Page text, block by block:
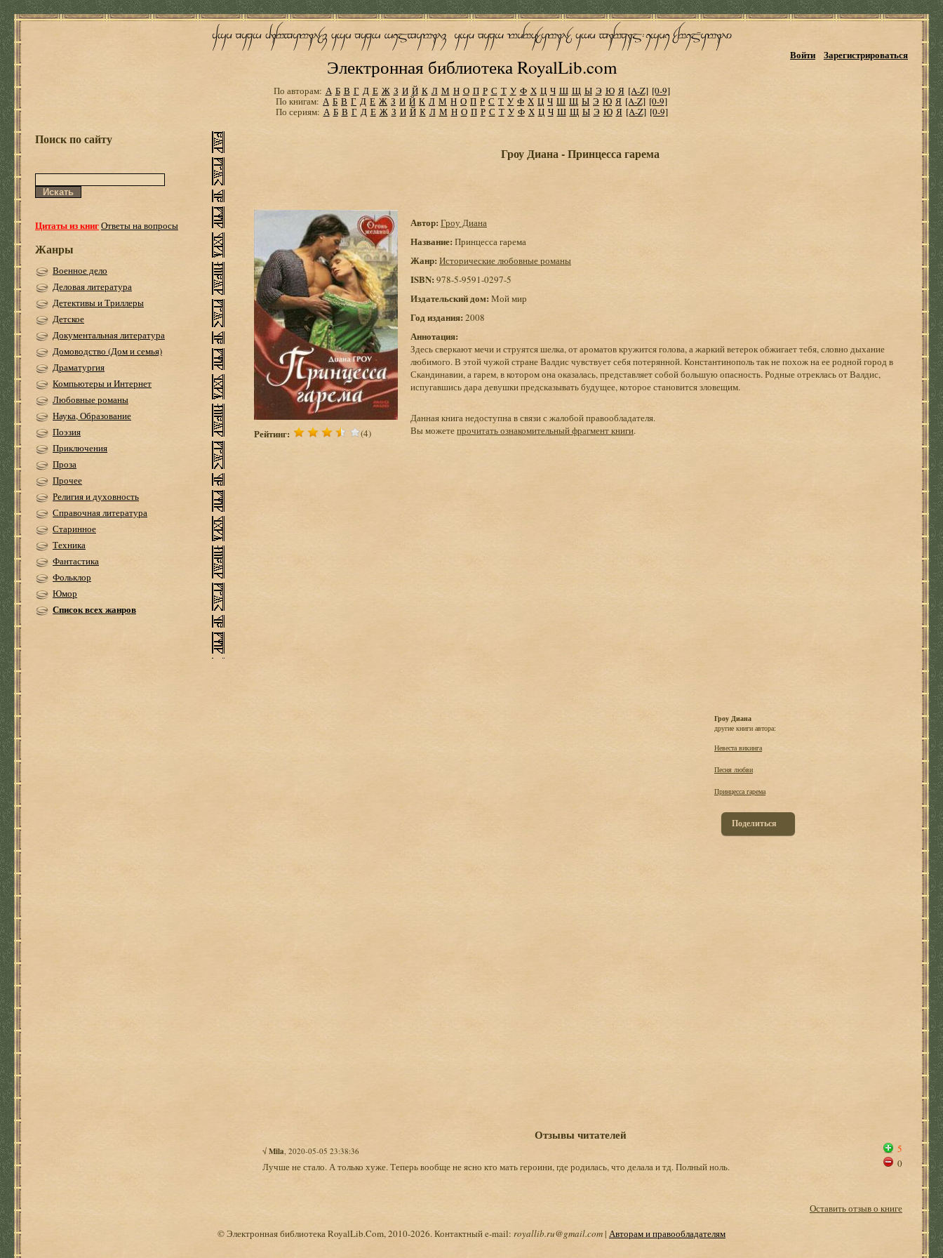
Электронная библиотека RoyalLib.com
Войти Зарегистрироваться
По авторам: А Б В Г Д Е Ж З И Й К Л М Н О П Р С Т У Ф Х Ц Ч Ш Щ Ы Э Ю Я [A-Z] [0-9]
По книгам: А Б В Г Д Е Ж З И Й К Л М Н О П Р С Т У Ф Х Ц Ч Ш Щ Ы Э Ю Я [A-Z] [0-9]
По сериям: А Б В Г Д Е Ж З И Й К Л М Н О П Р С Т У Ф Х Ц Ч Ш Щ Ы Э Ю Я [A-Z] [0-9]
Поиск по сайту
Цитаты из книгОтветы на вопросы
Жанры
Военное дело
Деловая литература
Детективы и Триллеры
Детское
Документальная литература
Домоводство (Дом и семья)
Драматургия
Компьютеры и Интернет
Любовные романы
Наука, Образование
Поэзия
Приключения
Проза
Прочее
Религия и духовность
Справочная литература
Старинное
Техника
Фантастика
Фольклор
Юмор
Список всех жанров
Гроу Диана - Принцесса гарема
Рейтинг: (4)
Автор: Гроу Диана
Название: Принцесса гарема
Жанр: Исторические любовные романы
ISBN: 978-5-9591-0297-5
Издательский дом: Мой мир
Год издания: 2008
Аннотация:
Здесь сверкают мечи и струятся шелка, от ароматов кружится голова, а жаркий ветерок обжигает тебя, словно дыхание
любимого. В этой чужой стране Валдис чувствует себя потерянной. Константинополь так не похож на ее родной город в
Скандинавии, а гарем, в котором она оказалась, представляет собой большую опасность. Родные отреклась от Валдис,
испугавшись дара девушки предсказывать будущее, которое становится зловещим.
Данная книга недоступна в связи с жалобой правообладателя.
Вы можетепрочитать ознакомительный фрагмент книги.
Гроу Диана
другие книги автора:
Невеста викинга
Песня любви
Принцесса гарема
Поделиться
Отзывы читателей
√ Mila, 2020-05-05 23:38:36
Лучше не стало. А только хуже. Теперь вообще не ясно кто мать героини, где родилась, что делала и тд. Полный ноль.
5
0
Оставить отзыв о книге
© Электронная библиотека RoyalLib.Com, 2010-2026. Контактный e-mail: royallib.ru@gmail.com| Авторам и правообладателям